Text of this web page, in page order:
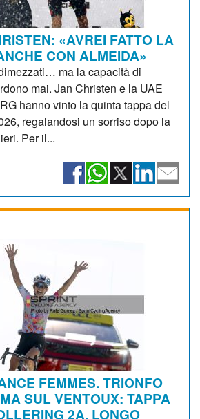
«AVREI FATTO LA
CON ALMEIDA»
ma la capacità di
mai. Jan Christen e la UAE
hanno vinto la quinta tappa del
regalandosi un sorriso dopo la
Per il...
FEMMES. TRIONFO
SUL VENTOUX: TAPPA
2A, LONGO